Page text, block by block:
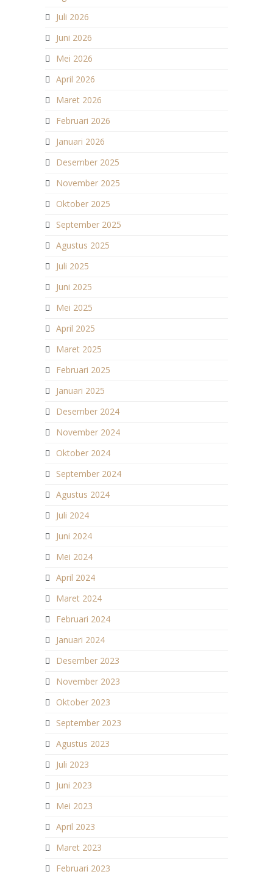
Juli 2026
Juni 2026
Mei 2026
April 2026
Maret 2026
Februari 2026
Januari 2026
Desember 2025
November 2025
Oktober 2025
September 2025
Agustus 2025
Juli 2025
Juni 2025
Mei 2025
April 2025
Maret 2025
Februari 2025
Januari 2025
Desember 2024
November 2024
Oktober 2024
September 2024
Agustus 2024
Juli 2024
Juni 2024
Mei 2024
April 2024
Maret 2024
Februari 2024
Januari 2024
Desember 2023
November 2023
Oktober 2023
September 2023
Agustus 2023
Juli 2023
Juni 2023
Mei 2023
April 2023
Maret 2023
Februari 2023